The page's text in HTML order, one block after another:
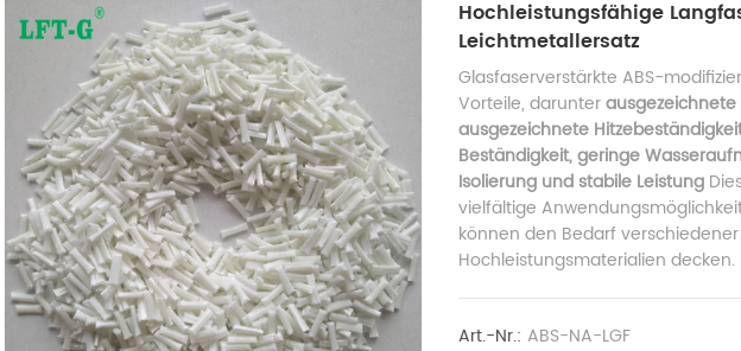
Hochleistungsfähige
Leichtmetallersatz
Glasfaserverstärkte ABS-
Vorteile, darunterausgezeichnete
ausgezeichnete
Beständigkeit, geringe
Isolierung und stabile Leistung
vielfältige
können den Bedarf
Hochleistungsmaterialien decken.
Art.-Nr.: ABS-NA-LGF